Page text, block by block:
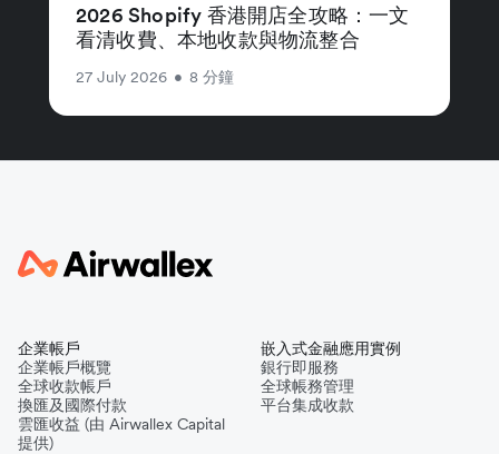
2026 Shopify 香港開店全攻略：一文
看清收費、本地收款與物流整合
27 July 2026 • 8 分鐘
企業帳戶
企業帳戶概覽
全球收款帳戶
換匯及國際付款
雲匯收益 (由 Airwallex Capital
提供)
嵌入式金融應用實例
銀行即服務
全球帳務管理
平台集成收款